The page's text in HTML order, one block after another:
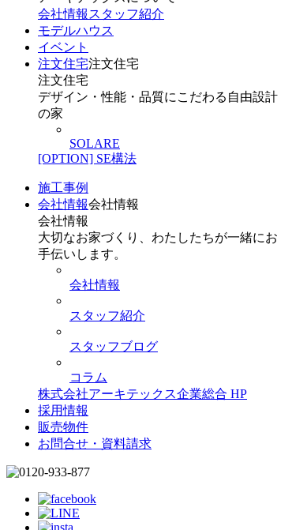
会社情報 スタッフ紹介
モデルハウス
イベント
注文住宅注文住宅
注文住宅
デザイン・性能・品質にこだわる自由設計
の家
SOLARE
[OPTION] SE構法
施工事例
会社情報会社情報
会社情報
大切なお家づくり、わたしたちが一緒にお
手伝いします。
会社情報
スタッフ紹介
スタッフブログ
コラム
株式会社アーキテックス企業総合 HP
採用情報
販売物件
お問合せ・資料請求